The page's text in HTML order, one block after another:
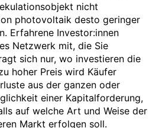
nicht
photovoltaik desto geringer
Erfahrene Investor:innen
Netzwerk mit, die Sie
sich nur, wo investieren die
hoher Preis wird Käufer
aus der ganzen oder
einer Kapitalforderung,
auf welche Art und Weise der
Markt erfolgen soll.